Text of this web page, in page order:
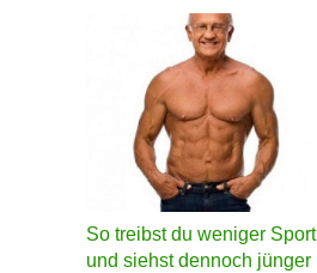
So treibst du weniger Sport
und siehst dennoch jünger